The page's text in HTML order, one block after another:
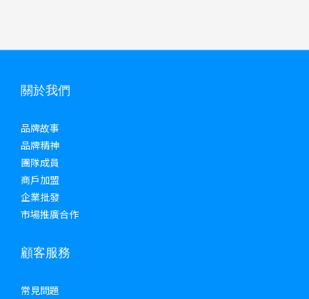
關於我們
品牌故事
品牌精神
團隊成員
商戶加盟
企業批發
市場推廣合作
顧客服務
常見問題